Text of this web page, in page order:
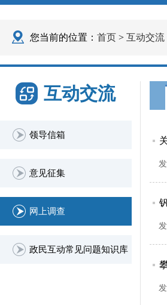
您当前的位置： 首页 > 互动交流
互动交流
领导信箱
意见征集
网上调查
政民互动常见问题知识库